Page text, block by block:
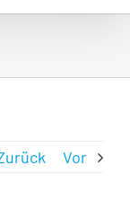
Vor